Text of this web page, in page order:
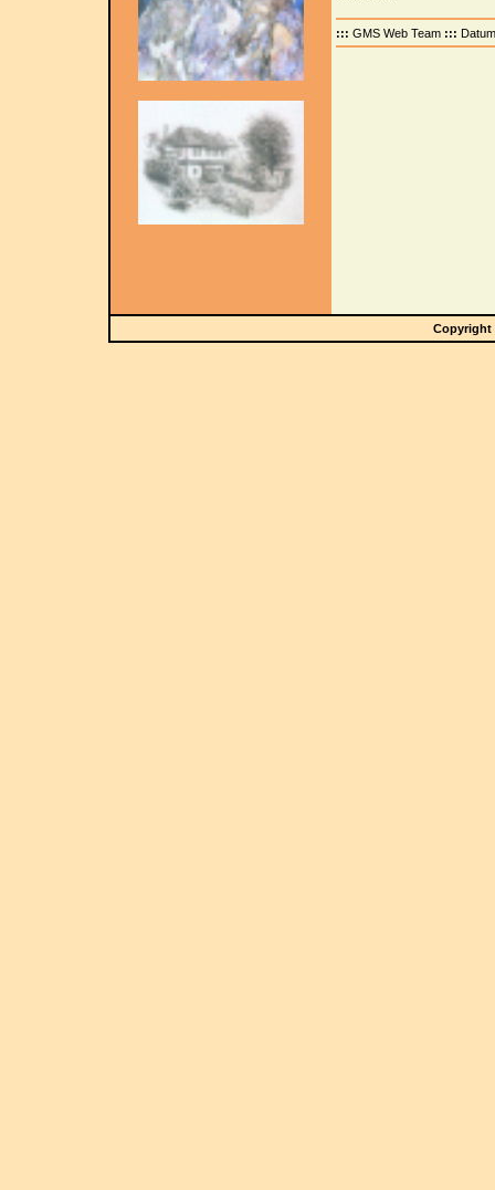
::: GMS Web Team :::
Copyright